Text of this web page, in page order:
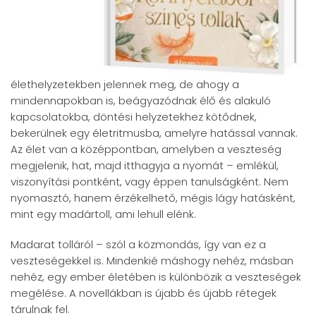
élethelyzetekben jelennek meg, de ahogy a
mindennapokban is, beágyazódnak élő és alakuló
kapcsolatokba, döntési helyzetekhez kötődnek,
bekerülnek egy életritmusba, amelyre hatással vannak.
Az élet van a középpontban, amelyben a veszteség
megjelenik, hat, majd itthagyja a nyomát – emlékül,
viszonyítási pontként, vagy éppen tanulságként. Nem
nyomasztó, hanem érzékelhető, mégis lágy hatásként,
mint egy madártoll, ami lehull elénk.
Madarat tolláról – szól a közmondás, így van ez a
veszteségekkel is. Mindenkié máshogy nehéz, másban
nehéz, egy ember életében is különbözik a veszteségek
megélése. A novellákban is újabb és újabb rétegek
tárulnak fel.